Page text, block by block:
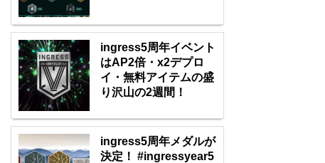
ingress5周年イベント
はAP2倍・x2デプロ
イ・無料アイテムの盛
り沢山の2週間！
ingress5周年メダルが
決定！ #ingressyear5